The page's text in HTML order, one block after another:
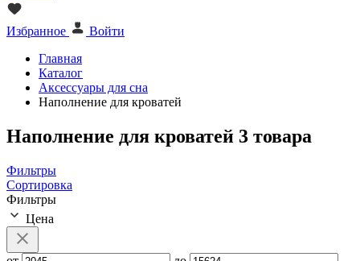
Избранное
Войти
Главная
Каталог
Аксессуары для сна
Наполнение для кроватей
Наполнение для кроватей 3 товара
Фильтры
Сортировка
Фильтры
Цена